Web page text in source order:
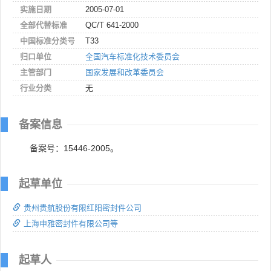
实施日期
2005-07-01
全部代替标准
QC/T 641-2000
中国标准分类号
T33
归口单位
全国汽车标准化技术委员会
主管部门
国家发展和改革委员会
行业分类
无
备案信息
备案号：15446-2005。
起草单位
贵州贵航股份有限红阳密封件公司
上海申雅密封件有限公司等
起草人